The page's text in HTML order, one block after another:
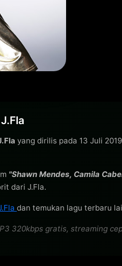
yang dirilis pada 13 Juli
"Shawn Mendes, Camila
dari J.Fla.
dan temukan lagu terbaru
320kbps gratis, streaming